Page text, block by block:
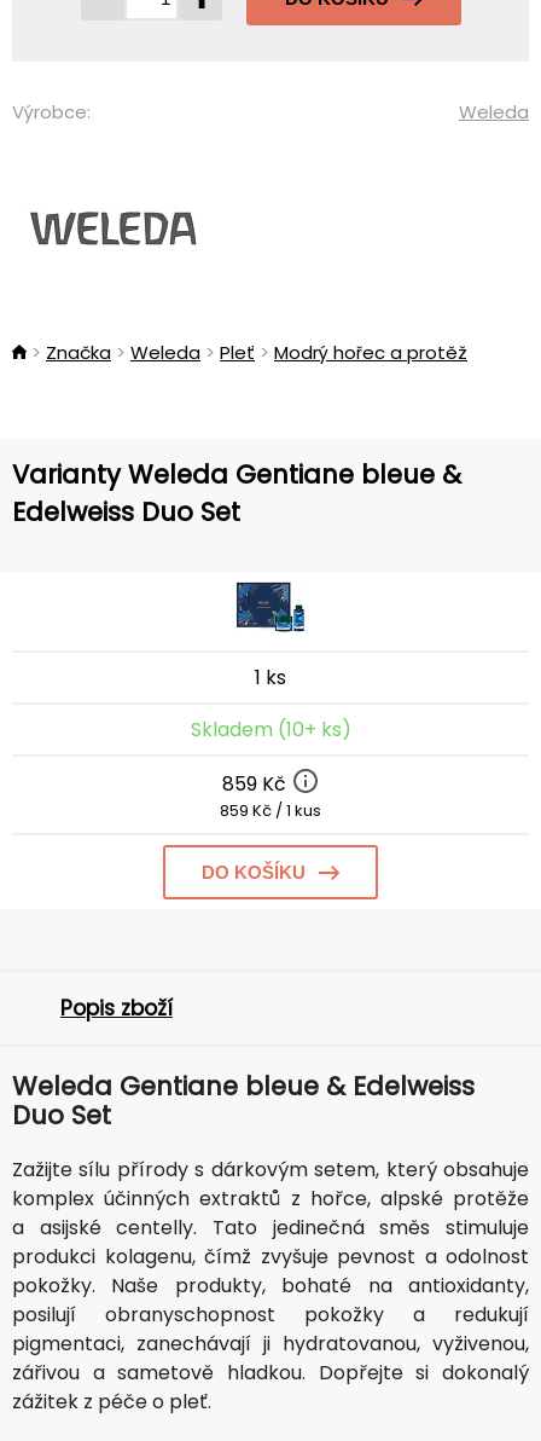
Výrobce: Weleda
Značka Weleda Pleť Modrý hořec a protěž
Varianty Weleda Gentiane bleue &
Edelweiss Duo Set
1 ks
Skladem (10+ ks)
859 Kč
859 Kč / 1 kus
DO KOŠÍKU
Popis zboží
Weleda Gentiane bleue & Edelweiss
Duo Set
Zažijte sílu přírody s dárkovým setem, který obsahuje
komplex účinných extraktů z hořce, alpské protěže
a asijské centelly. Tato jedinečná směs stimuluje
produkci kolagenu, čímž zvyšuje pevnost a odolnost
pokožky. Naše produkty, bohaté na antioxidanty,
posilují obranyschopnost pokožky a redukují
pigmentaci, zanechávají ji hydratovanou, vyživenou,
zářivou a sametově hladkou. Dopřejte si dokonalý
zážitek z péče o pleť.